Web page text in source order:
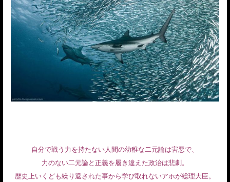
自分で戦う力を持たない人間の幼稚な二元論は害悪で、
力のない二元論と正義を履き違えた政治は悲劇。
歴史上いくども繰り返された事から学び取れないアホが総理大臣。